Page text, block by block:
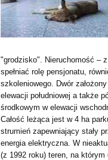
"grodzisko". Nieruchomość –
spełniać rolę pensjonatu,
szkoleniowego. Dwór
elewacji południowej a także
środkowym w elewacji
Całość leżąca jest w 4 ha
strumień zapewniający stały
energia elektryczna. W
(z 1992 roku) teren, na